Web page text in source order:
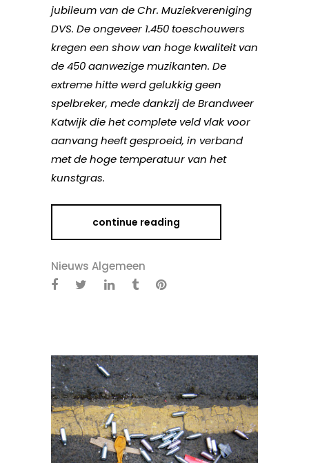
jubileum van de Chr. Muziekvereniging
DVS. De ongeveer 1.450 toeschouwers
kregen een show van hoge kwaliteit van
de 450 aanwezige muzikanten. De
extreme hitte werd gelukkig geen
spelbreker, mede dankzij de Brandweer
Katwijk die het complete veld vlak voor
aanvang heeft gesproeid, in verband
met de hoge temperatuur van het
kunstgras.
continue reading
Nieuws Algemeen